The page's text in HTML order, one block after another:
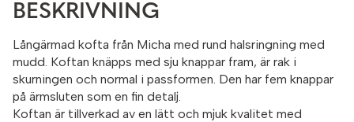
BESKRIVNING
Långärmad kofta från Micha med rund halsringning med
mudd. Koftan knäpps med sju knappar fram, är rak i
skurningen och normal i passformen. Den har fem knappar
på ärmsluten som en fin detalj.
Koftan är tillverkad av en lätt och mjuk kvalitet med